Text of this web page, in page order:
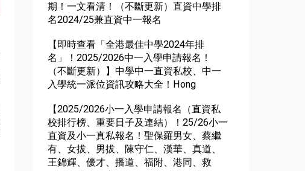
期！一文看清！（不斷更新）直資中學排
名2024/25兼直資中一報名
【即時查看「全港最佳中學2024年排
名」！2025/2026中一入學申請報名！
（不斷更新）】中學中一直資私校、中一
入學統一派位資訊攻略大全！Hong
【2025/2026小一入學申請報名（直資私
校排行榜、重要日子及連結）！25/26小一
直資及小一真私報名！聖保羅男女、蔡繼
有、女拔、男拔、陳守仁、漢華、真道、
王錦輝、優才、播道、福附、港同、救